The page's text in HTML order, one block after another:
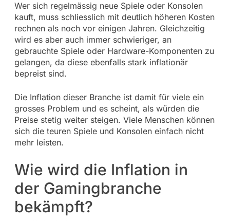
Wer sich regelmässig neue Spiele oder Konsolen
kauft, muss schliesslich mit deutlich höheren Kosten
rechnen als noch vor einigen Jahren. Gleichzeitig
wird es aber auch immer schwieriger, an
gebrauchte Spiele oder Hardware-Komponenten zu
gelangen, da diese ebenfalls stark inflationär
bepreist sind.
Die Inflation dieser Branche ist damit für viele ein
grosses Problem und es scheint, als würden die
Preise stetig weiter steigen. Viele Menschen können
sich die teuren Spiele und Konsolen einfach nicht
mehr leisten.
Wie wird die Inflation in
der Gamingbranche
bekämpft?